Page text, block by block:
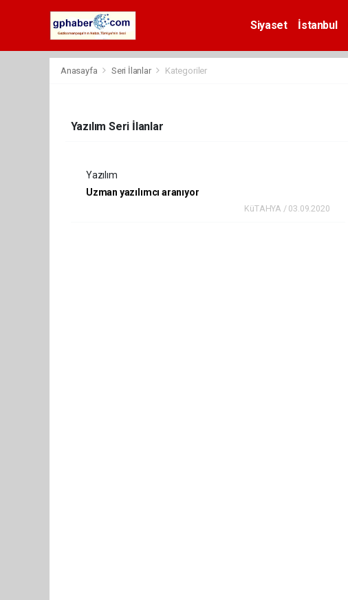
Siyaset İstanbul
Anasayfa Seri İlanlar Kategoriler
Yazılım Seri İlanlar
Yazılım
Uzman yazılımcı aranıyor
KüTAHYA / 03.09.2020